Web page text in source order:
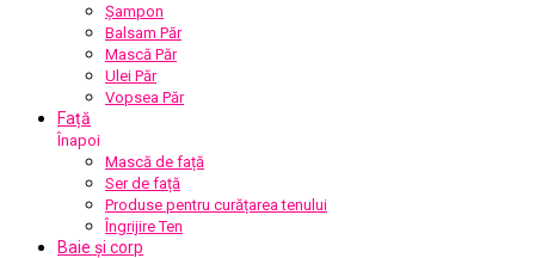
Șampon
Balsam Păr
Mască Păr
Ulei Păr
Vopsea Păr
Față
Înapoi
Mască de față
Ser de față
Produse pentru curățarea tenului
Îngrijire Ten
Baie și corp